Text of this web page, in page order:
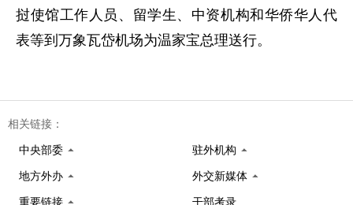
挝使馆工作人员、留学生、中资机构和华侨华人代
表等到万象瓦岱机场为温家宝总理送行。
相关链接：
中央部委 驻外机构
地方外办 外交新媒体
重要链接 干部考录